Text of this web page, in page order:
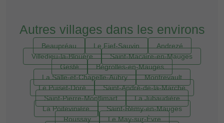
Autres villages dans les environs
Beaupréau Le Fief-Sauvin
Andrezé
Villedieu-la-Blouère
Saint-Macaire-en-Mauges
Gesté
Bégrolles-en-Mauges
La Salle-et-Chapelle-Aubry
Montrevault
Le Puiset-Doré
Saint-André-de-la-Marche
Saint-Pierre-Montlimart
La Jubaudière
La Poitevinière
Saint-Rémy-en-Mauges
Roussay
Le May-sur-Èvre